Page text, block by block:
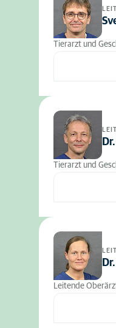
Tierarzt und
Tierarzt und
Leitende